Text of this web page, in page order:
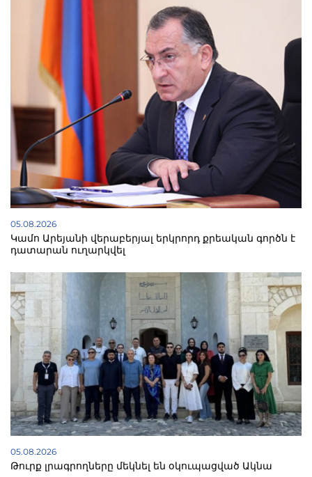
05.08.2026
Կամո Արեյանի վերաբերյալ երկրորդ քրեական գործն է
դատարան ուղարկվել
05.08.2026
Թուրք լրագրողները մեկնել են օկուպացված Ակնա